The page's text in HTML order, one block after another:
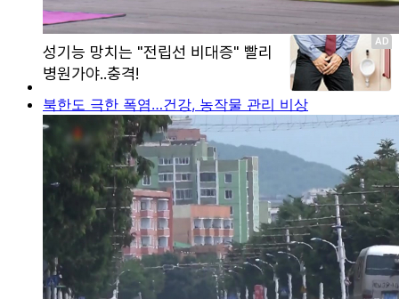
북한도 극한 폭염…건강, 농작물 관리 비상